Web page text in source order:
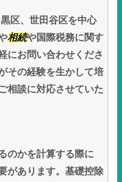
区、世田谷区を中心
相続や国際税務に関す
にお問い合わせくださ
その経験を生かして培
相談に対応させていた
のかを計算する際に
があります。基礎控除